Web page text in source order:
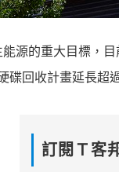
源的重大目標，
回收計畫延長超
訂閱Ｔ客